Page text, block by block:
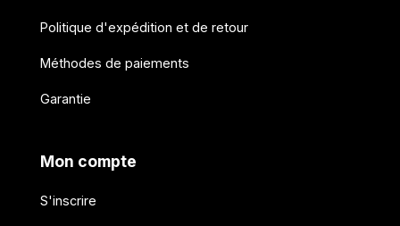
Politique d'expédition et de retour
Méthodes de paiements
Garantie
Mon compte
S'inscrire